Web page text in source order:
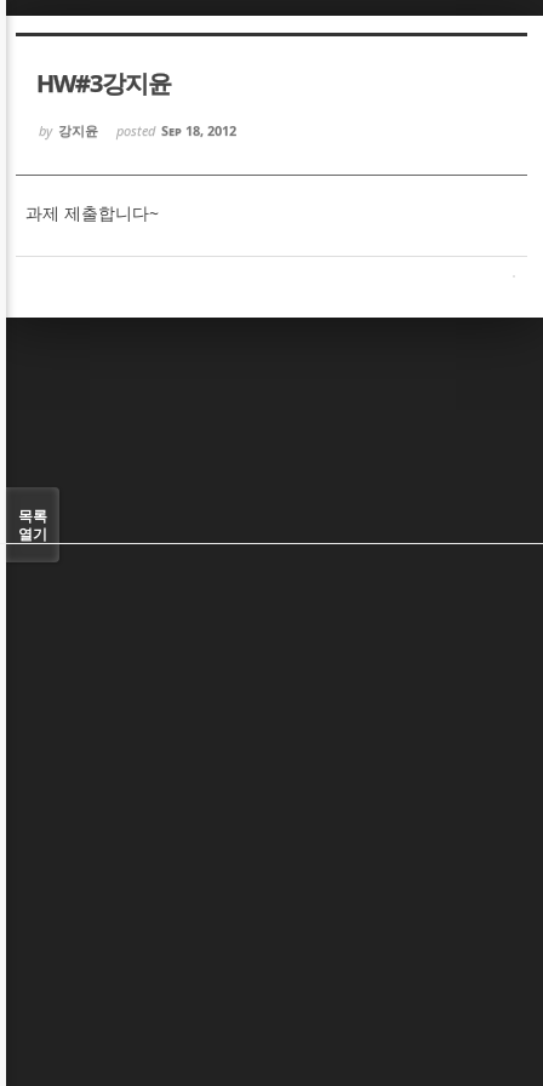
HW#3강지윤
by 강지윤 posted Sep 18, 2012
과제 제출합니다~
목록
열기
Sketchbook5, 스케치북5
Sketchbook5, 스케치북5
Sketchbook5, 스케치북5
Sketchbook5, 스케치북5